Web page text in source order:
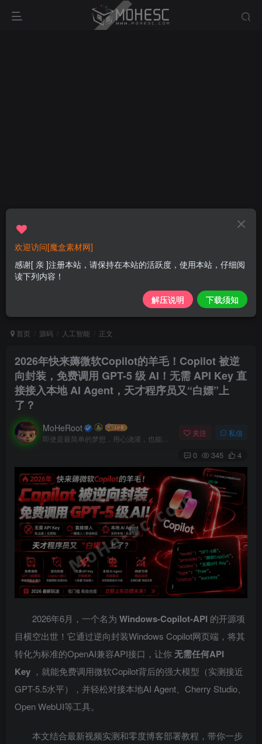
首页 源码 人工智能 正文
2026年快来薅微软Copilot的羊毛！Copilot 被逆
向封装，免费调用 GPT-5 级 AI！无需 API Key 直
接接入本地 AI Agent，天才程序员又“白嫖”上
了？
MoHeRoot 关注 私信
0 345 4
2026年6月，一个名为 Windows-Copilot-API 的开源项
目横空出世！它通过逆向封装Windows Copilot网页端，将其
转化为标准的OpenAI兼容API接口，让你 无需任何API
Key ，就能免费调用微软Copilot背后的强大模型（实测接近
GPT-5.5水平），并轻松对接本地AI Agent、Cherry Studio、
Open WebUI等工具。
本文结合最新视频实测和零度博客部署教程，带你一步
欢迎访问[魔盒素材网]
感谢[ 亲 ]注册本站，请保持在本站的活跃度，使用本站，仔细阅
读下列内容！
解压说明 下载须知